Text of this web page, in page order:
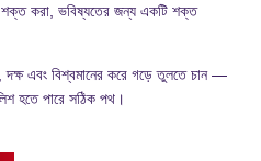
শক্ত করা, ভবিষ্যতের জন্য একটি শক্ত
দক্ষ এবং বিশ্বমানের করে গড়ে তুলতে চান —
হতে পারে সঠিক পথ।